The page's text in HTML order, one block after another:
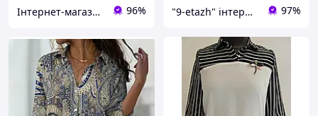
Інтернет-магазин одягу та взуття Bebest-Style 96% "9-etazh" інтернет-магазин жіночого одягу та аксесуарів 97%